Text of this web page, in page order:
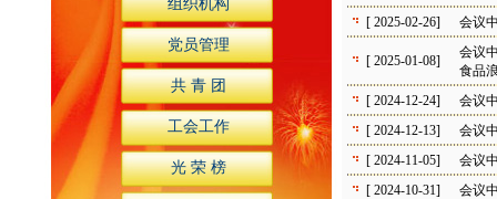
组织机构
党员管理
共 青 团
工会工作
光 荣 榜
[ 2025-02-26]
会议
[ 2025-01-08]
会议
食品
[ 2024-12-24]
会议
[ 2024-12-13]
会议
[ 2024-11-05]
会议
[ 2024-10-31]
会议